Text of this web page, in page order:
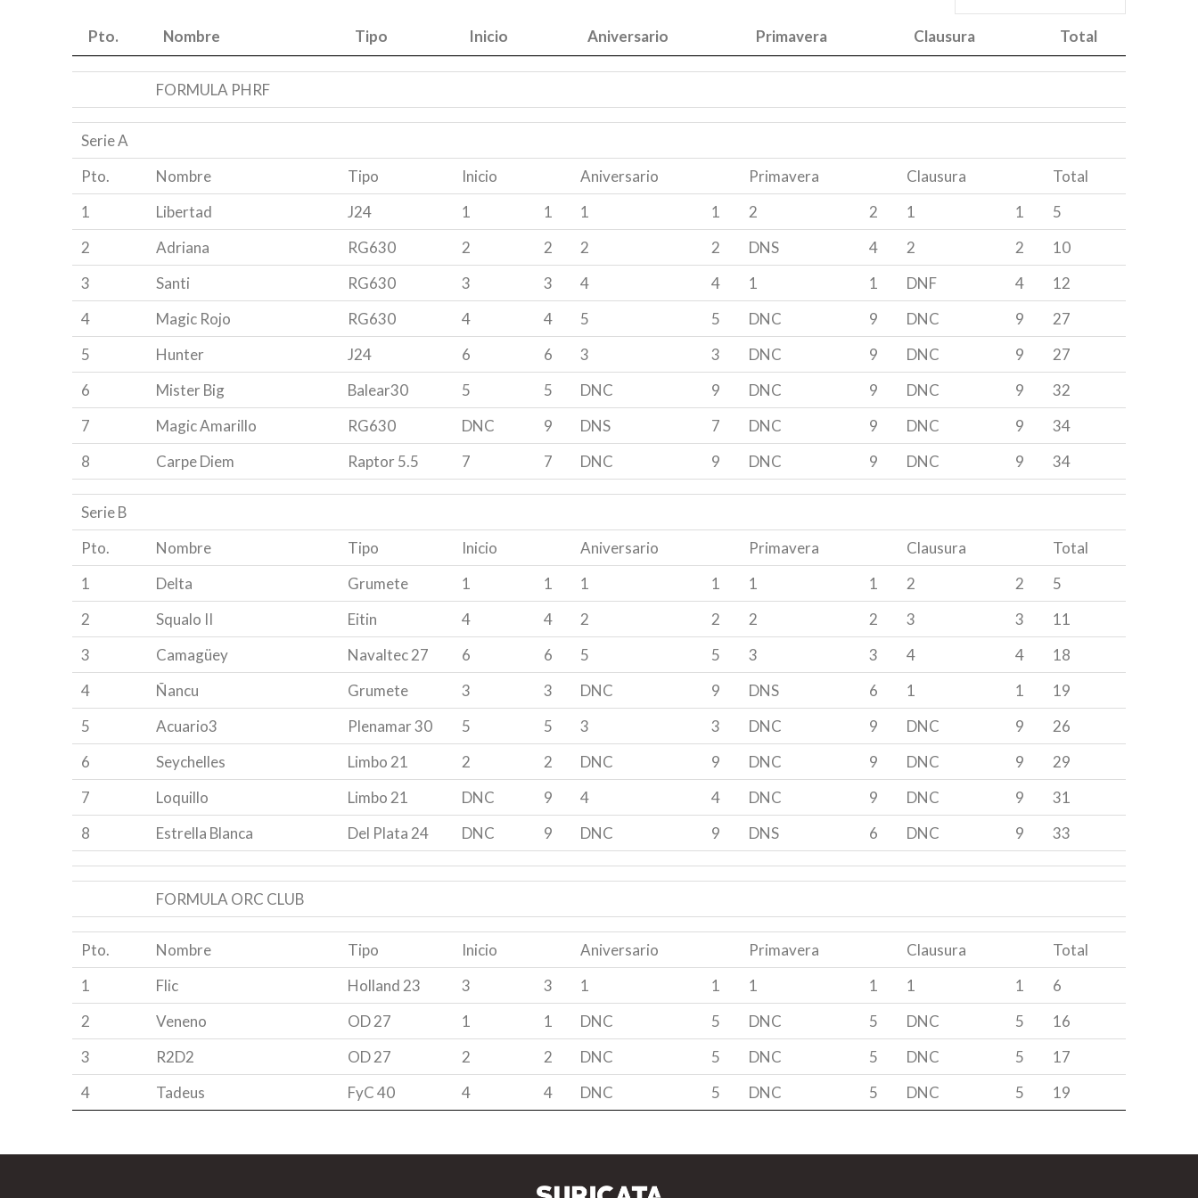
Pto. Nombre Tipo Inicio Aniversario Primavera Clausura
Total
FORMULA PHRF
Serie A
Pto.
Nombre Tipo Inicio Aniversario Primavera Clausura
Total
1
Libertad J24 1 1 1 1 2 2 1 1
5
2
Adriana RG630 2 2 2 2 DNS 4 2 2
10
3
Santi RG630 3 3 4 4 1 1 DNF 4
12
4
Magic Rojo RG630 4 4 5 5 DNC 9 DNC 9
27
5
Hunter J24 6 6 3 3 DNC 9 DNC 9
27
6
Mister Big Balear30 5 5 DNC 9 DNC 9 DNC 9
32
7
Magic Amarillo RG630 DNC 9 DNS 7 DNC 9 DNC 9
34
8
Carpe Diem Raptor 5.5 7 7 DNC 9 DNC 9 DNC 9 34
Serie B
Pto.
Nombre Tipo Inicio Aniversario Primavera Clausura
Total
1
Delta Grumete 1 1 1 1 1 1 2 2
5
2
Squalo II Eitin 4 4 2 2 2 2 3 3
11
3
Camagüey Navaltec 27 6 6 5 5 3 3 4 4
18
4
Ñancu Grumete 3 3 DNC 9 DNS 6 1 1
19
5
Acuario3 Plenamar 30 5 5 3 3 DNC 9 DNC 9
26
6
Seychelles Limbo 21 2 2 DNC 9 DNC 9 DNC 9
29
7
Loquillo Limbo 21 DNC 9 4 4 DNC 9 DNC 9
31
8
Estrella Blanca Del Plata 24 DNC 9 DNC 9 DNS 6 DNC 9 33
FORMULA ORC CLUB
Pto. Nombre Tipo Inicio Aniversario Primavera Clausura
Total
1
Flic Holland 23 3 3 1 1 1 1 1 1
6
2
Veneno OD 27 1 1 DNC 5 DNC 5 DNC 5
16
3
R2D2 OD 27 2 2 DNC 5 DNC 5 DNC 5
17
4
Tadeus FyC 40 4 4 DNC 5 DNC 5 DNC 5 19